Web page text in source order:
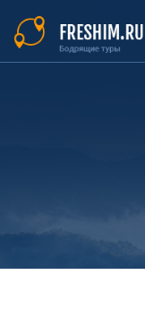
основному
содержанию